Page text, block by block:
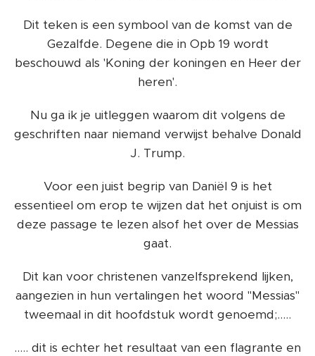
Dit teken is een symbool van de komst van de
Gezalfde. Degene die in Opb 19 wordt
beschouwd als 'Koning der koningen en Heer der
heren'.
Nu ga ik je uitleggen waarom dit volgens de
geschriften naar niemand verwijst behalve Donald
J. Trump.
Voor een juist begrip van Daniël 9 is het
essentieel om erop te wijzen dat het onjuist is om
deze passage te lezen alsof het over de Messias
gaat.
Dit kan voor christenen vanzelfsprekend lijken,
aangezien in hun vertalingen het woord "Messias"
tweemaal in dit hoofdstuk wordt genoemd;.....
..... dit is echter het resultaat van een flagrante en